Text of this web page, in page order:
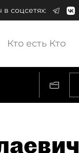
соцсетях:
Кто есть Кто